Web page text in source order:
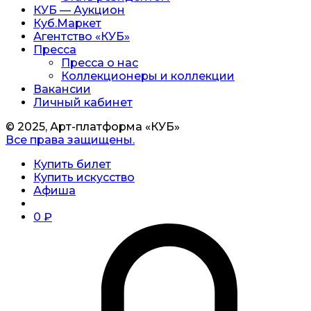
КУБ — Аукцион
Куб.Маркет
Агентство «КУБ»
Пресса
Пресса о нас
Коллекционеры и коллекции
Вакансии
Личный кабинет
© 2025, Арт-платформа «КУБ»
Все права защищены.
Купить билет
Купить искусство
Афиша
0 ₽